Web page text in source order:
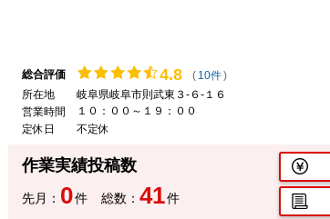
総合評価 4.8 ( 10件)
所在地
岐阜県岐阜市則武東３-６-１６
営業時間
１０：００～１９：００
定休日
不定休
作業実績投稿数
先月： 0件 総数： 41件